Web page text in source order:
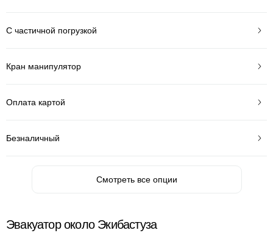
С частичной погрузкой
Кран манипулятор
Оплата картой
Безналичный
Смотреть все опции
Эвакуатор около Экибастуза